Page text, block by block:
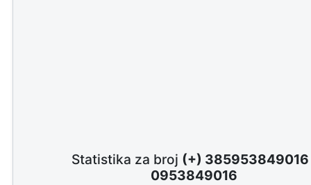
Statistika za broj (+)
0953849016